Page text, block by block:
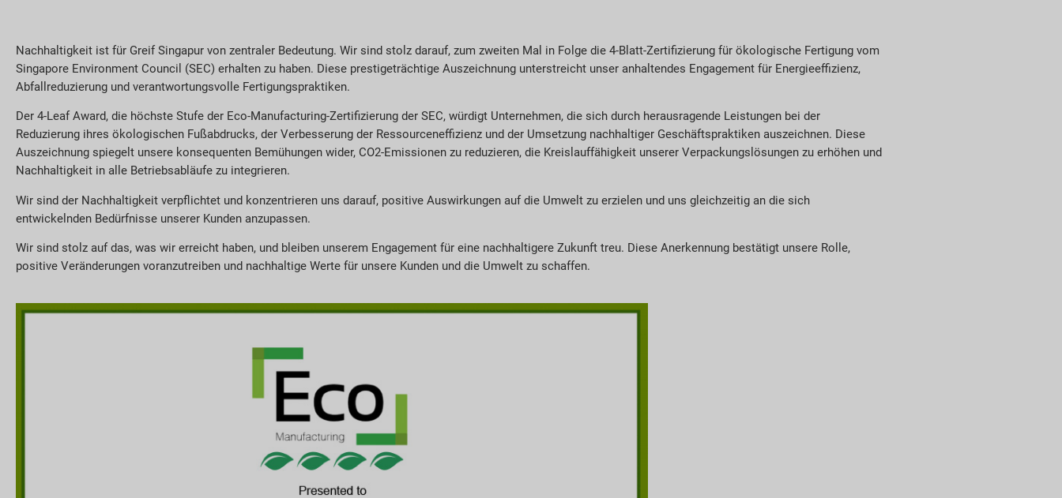
Nachhaltigkeit ist für Greif Singapur von zentraler Bedeutung. Wir sind stolz darauf, zum zweiten Mal in Folge die 4-Blatt-Zertifizierung für ökologische Fertigung vom
Singapore Environment Council (SEC) erhalten zu haben. Diese prestigeträchtige Auszeichnung unterstreicht unser anhaltendes Engagement für Energieeffizienz,
Abfallreduzierung und verantwortungsvolle Fertigungspraktiken.
Der 4-Leaf Award, die höchste Stufe der Eco-Manufacturing-Zertifizierung der SEC, würdigt Unternehmen, die sich durch herausragende Leistungen bei der
Reduzierung ihres ökologischen Fußabdrucks, der Verbesserung der Ressourceneffizienz und der Umsetzung nachhaltiger Geschäftspraktiken auszeichnen. Diese
Auszeichnung spiegelt unsere konsequenten Bemühungen wider, CO2-Emissionen zu reduzieren, die Kreislauffähigkeit unserer Verpackungslösungen zu erhöhen und
Nachhaltigkeit in alle Betriebsabläufe zu integrieren.
Wir sind der Nachhaltigkeit verpflichtet und konzentrieren uns darauf, positive Auswirkungen auf die Umwelt zu erzielen und uns gleichzeitig an die sich
entwickelnden Bedürfnisse unserer Kunden anzupassen.
Wir sind stolz auf das, was wir erreicht haben, und bleiben unserem Engagement für eine nachhaltigere Zukunft treu. Diese Anerkennung bestätigt unsere Rolle,
positive Veränderungen voranzutreiben und nachhaltige Werte für unsere Kunden und die Umwelt zu schaffen.